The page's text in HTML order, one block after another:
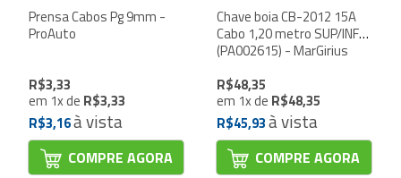
Prensa Cabos Pg 9mm -
ProAuto
R$3,33
em 1xde R$3,33
R$3,16à vista
COMPRE AGORA
Chave boia CB-2012 15A
Cabo 1,20 metro SUP/INF
(PA002615) - MarGirius
R$48,35
em 1xde R$48,35
R$45,93à vista
COMPRE AGORA